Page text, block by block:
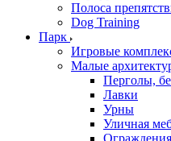
Полоса
Dog Training
Парк
Игровые
Малые
Перголы,
Лавки
Урны
Уличная
Ограждения